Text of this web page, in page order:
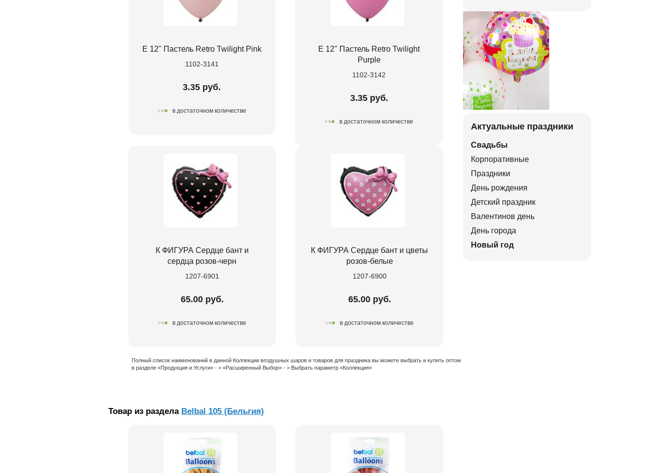
Е 12" Пастель Retro Twilight Pink
1102-3141
3.35 руб.
в достаточном количестве
Е 12" Пастель Retro Twilight
Purple
1102-3142
3.35 руб.
в достаточном количестве
К ФИГУРА Сердце бант и
сердца розов-черн
1207-6901
65.00 руб.
в достаточном количестве
К ФИГУРА Сердце бант и цветы
розов-белые
1207-6900
65.00 руб.
в достаточном количестве
Полный список наименований в данной Коллекции воздушных шаров и товаров для праздника вы можете выбрать и купить оптом
в разделе «Продукция и Услуги» - > «Расширенный Выбор» - > Выбрать параметр «Коллекция»
Товар из раздела Belbal 105 (Бельгия)
Актуальные праздники
Свадьбы
Корпоративные
Праздники
День рождения
Детский праздник
Валентинов день
День города
Новый год